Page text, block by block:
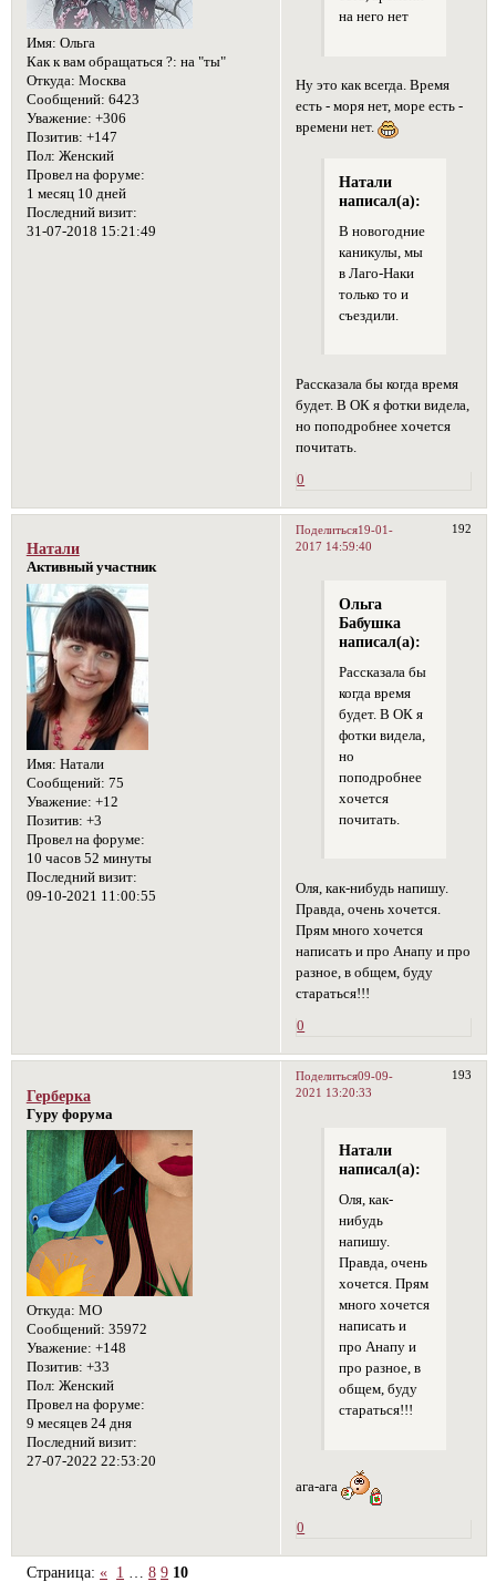
Имя: Ольга
Как к вам обращаться ?: на "ты"
Откуда: Москва
Сообщений: 6423
Уважение: +306
Позитив: +147
Пол: Женский
Провел на форуме:
1 месяц 10 дней
Последний визит:
31-07-2018 15:21:49
на него нет
Ну это как всегда. Время
есть - моря нет, море есть -
времени нет.
Натали
написал(а):
В новогодние
каникулы, мы
в Лаго-Наки
только то и
съездили.
Рассказала бы когда время
будет. В ОК я фотки видела,
но поподробнее хочется
почитать.
0
Поделиться 192
19-01-
2017 14:59:40
Натали
Активный участник
Имя: Натали
Сообщений: 75
Уважение: +12
Позитив: +3
Провел на форуме:
10 часов 52 минуты
Последний визит:
09-10-2021 11:00:55
Ольга
Бабушка
написал(а):
Рассказала бы
когда время
будет. В ОК я
фотки видела,
но
поподробнее
хочется
почитать.
Оля, как-нибудь напишу.
Правда, очень хочется.
Прям много хочется
написать и про Анапу и про
разное, в общем, буду
стараться!!!
0
Поделиться 193
09-09-
2021 13:20:33
Герберка
Гуру форума
Откуда: МО
Сообщений: 35972
Уважение: +148
Позитив: +33
Пол: Женский
Провел на форуме:
9 месяцев 24 дня
Последний визит:
27-07-2022 22:53:20
Натали
написал(а):
Оля, как-
нибудь
напишу.
Правда, очень
хочется. Прям
много хочется
написать и
про Анапу и
про разное, в
общем, буду
стараться!!!
ага-ага
0
Страница:« 1 8 9 10